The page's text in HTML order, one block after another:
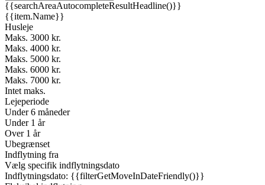
{{searchAreaAutocompleteResultHeadline()}}
{{item.Name}}
Husleje
Maks. 3000 kr.
Maks. 4000 kr.
Maks. 5000 kr.
Maks. 6000 kr.
Maks. 7000 kr.
Intet maks.
Lejeperiode
Under 6 måneder
Under 1 år
Over 1 år
Ubegrænset
Indflytning fra
Vælg specifik indflytningsdato
Indflytningsdato: {{filterGetMoveInDateFriendly()}}